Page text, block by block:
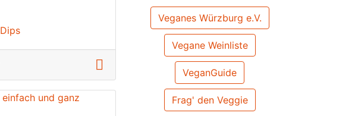
Dips
Veganes Würzburg e.V.
Vegane Weinliste
VeganGuide
Frag' den Veggie